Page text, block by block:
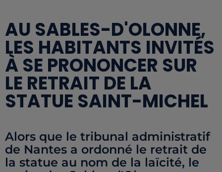
AU SABLES-D'OLONNE,
LES HABITANTS INVITÉS
À SE PRONONCER SUR
LE RETRAIT DE LA
STATUE SAINT-MICHEL
Alors que le tribunal administratif
de Nantes a ordonné le retrait de
la statue au nom de la laïcité, le